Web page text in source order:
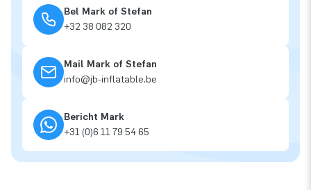
Bel Mark of Stefan
+32 38 082 320
Mail Mark of Stefan
info@jb-inflatable.be
Bericht Mark
+31 (0)6 11 79 54 65